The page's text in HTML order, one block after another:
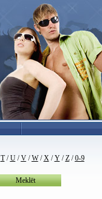
T/U/V/W/X/Y/Z/0-9